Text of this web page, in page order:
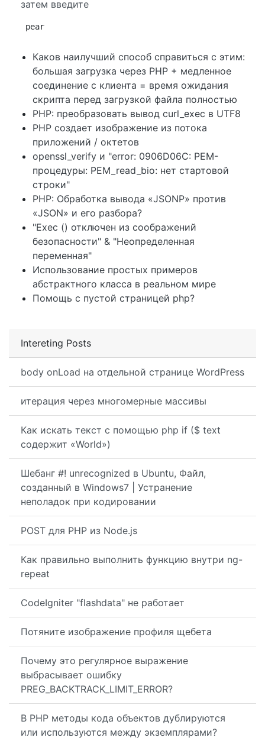
Intereting Posts
body onLoad на отдельной странице WordPress
итерация через многомерные массивы
Как искать текст с помощью php if ($ text
содержит «World»)
Шебанг #! unrecognized в Ubuntu, Файл,
созданный в Windows7 | Устранение
неполадок при кодировании
POST для PHP из Node.js
Как правильно выполнить функцию внутри ng-
repeat
CodeIgniter "flashdata" не работает
Потяните изображение профиля щебета
Почему это регулярное выражение
выбрасывает ошибку
PREG_BACKTRACK_LIMIT_ERROR?
В PHP методы кода объектов дублируются
или используются между экземплярами?
затем введите
pear
Каков наилучший способ справиться с этим:
большая загрузка через PHP + медленное
соединение с клиента = время ожидания
скрипта перед загрузкой файла полностью
PHP: преобразовать вывод curl_exec в UTF8
PHP создает изображение из потока
приложений / октетов
openssl_verify и "error: 0906D06C: PEM-
процедуры: PEM_read_bio: нет стартовой
строки"
PHP: Обработка вывода «JSONP» против
«JSON» и его разбора?
"Exec () отключен из соображений
безопасности" & "Неопределенная
переменная"
Использование простых примеров
абстрактного класса в реальном мире
Помощь с пустой страницей php?